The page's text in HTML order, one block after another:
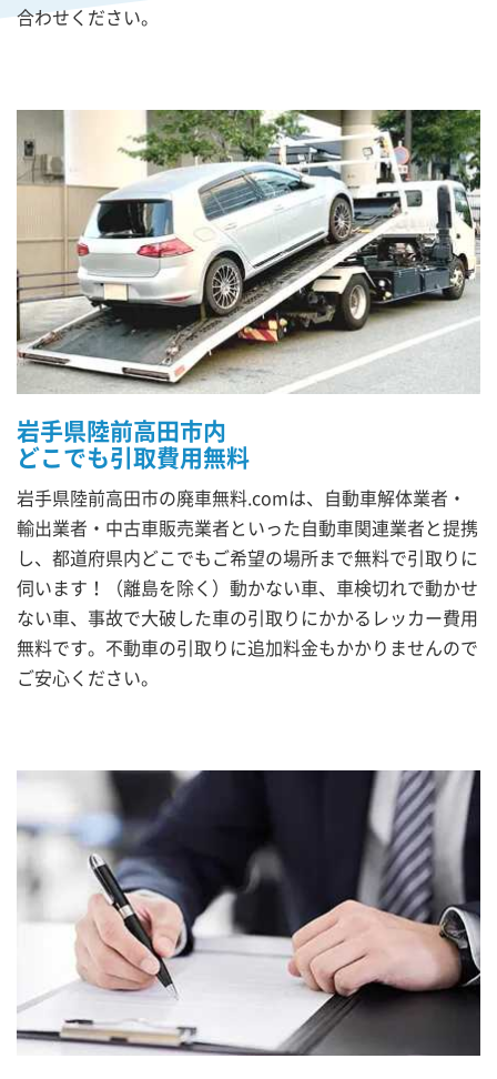
合わせください。
岩手県陸前高田市内
どこでも引取費用無料
岩手県陸前高田市の廃車無料.comは、自動車解体業者・
輸出業者・中古車販売業者といった自動車関連業者と提携
し、都道府県内どこでもご希望の場所まで無料で引取りに
伺います！（離島を除く）動かない車、車検切れで動かせ
ない車、事故で大破した車の引取りにかかるレッカー費用
無料です。不動車の引取りに追加料金もかかりませんので
ご安心ください。